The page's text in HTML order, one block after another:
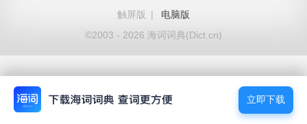
触屏版
|
电脑版
©2003 - 2026 海词词典(Dict.cn)
立即下载
立即下载